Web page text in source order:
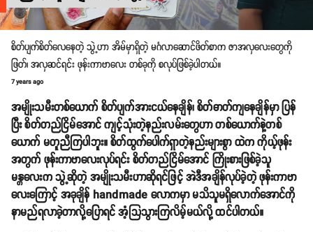
စိတ်ပျက်စိတ်လေနေတဲ့ သွဲ့ဟာ အိမ်မှာရှိတဲ့ မင်္ဂလာဆောင်ဖိတ်စာက ဇာအလှလေးတွေကို
ဖြတ်၊ အလှဆင်ရင်း ဖုန်းကာဗာလေး တစ်ခုကို စလုပ်ဖြစ်ခဲ့ပါတယ်။
7 years ago
အမျိုးသမီးတစ်ယောက် စိတ်ပျက်အားငယ်နေချိန်၊ စိတ်ဓာတ်ကျနေချိန်မှာ ပြန်
ပြီး စိတ်တည်ငြိမ်အောင် ကျင့်သုံးတဲ့နည်းလမ်းတွေဟာ တစ်ယောက်နဲ့တစ်
ယောက် မတူညီကြပါဘူး။ စိတ်ထွက်ပေါက်ရှာတဲ့နည်းများစွာ ထဲက ကိုယ့်ဖုန်း
အတွက် ဖုန်းကာဗာလေးလုပ်ရင်း စိတ်တည်ငြိမ်အောင် ကြိုးစားဖြစ်ခဲ့သူ
မန္တလေးက သွဲ့ဆိုတဲ့ အမျိုးသမီးဟာဆိုရင်ဖြင့် အဲဒီအချိန်လုပ်ခဲ့တဲ့ ဖုန်းကာဗာ
လေးကြောင့် အခုချိန် handmade လောကမှာ မသိသူမရှိလောက်အောင်ကို
နာမည်ရလာခဲ့တာလို့ပြောရင် အံ့သြသွားကြလိမ့်မယ်လို့ ထင်ပါတယ်။